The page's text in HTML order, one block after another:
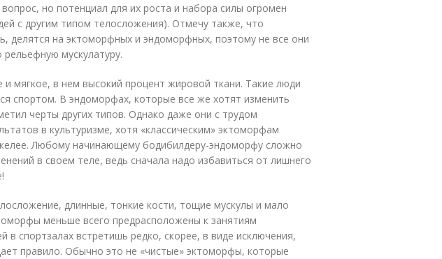
но потенциал для их роста и набора силы огромен
с другим типом телосложения). Отмечу также, что
делятся на эктоморфных и эндоморфных, поэтому не все они
мускулатуру.
мягкое, в нем высокий процент жировой ткани. Такие люди
спортом. В эндоморфах, которые все же хотят изменить
черты других типов. Однако даже они с трудом
в культуризме, хотя «классическим» эктоморфам
Любому начинающему бодибилдеру-эндоморфу сложно
в своем теле, ведь сначала надо избавиться от лишнего
длинные, тонкие кости, тощие мускулы и мало
меньше всего предрасположены к занятиям
в спортзалах встретишь редко, скорее, в виде исключения,
правило. Обычно это не «чистые» эктоморфы, которые